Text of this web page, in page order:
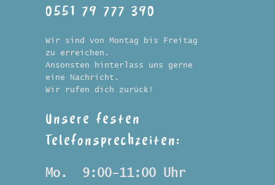
0551 79 777 390
Wir sind von Montag bis Freitag
zu erreichen.
Ansonsten hinterlass uns gerne
eine Nachricht.
Wir rufen dich zurück!
Unsere festen
Telefonsprechzeiten:
Mo.  9:00-11:00 Uhr